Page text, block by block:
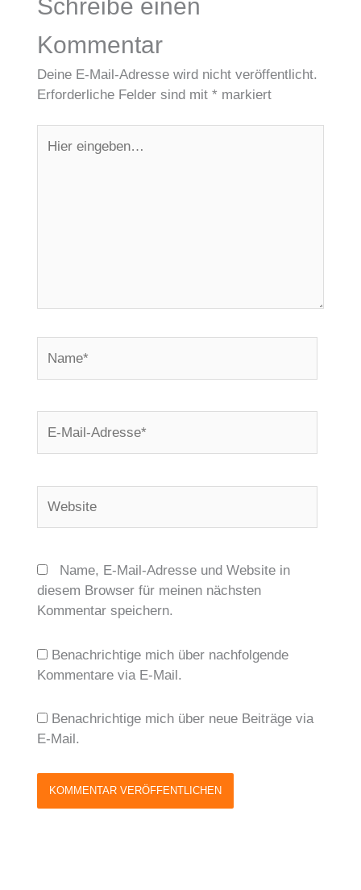
Schreibe einen
Kommentar
Deine E-Mail-Adresse wird nicht veröffentlicht.
Erforderliche Felder sind mit * markiert
eingeben…
Mail-
Name, E-Mail-Adresse und Website in
diesem Browser für meinen nächsten
Kommentar speichern.
Benachrichtige mich über nachfolgende
Kommentare via E-Mail.
Benachrichtige mich über neue Beiträge via
E-Mail.